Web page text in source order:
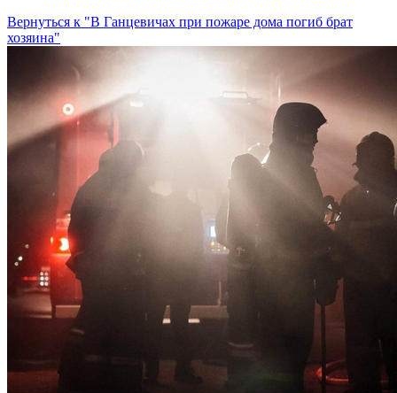
Вернуться к "В Ганцевичах при пожаре дома погиб брат
хозяина"